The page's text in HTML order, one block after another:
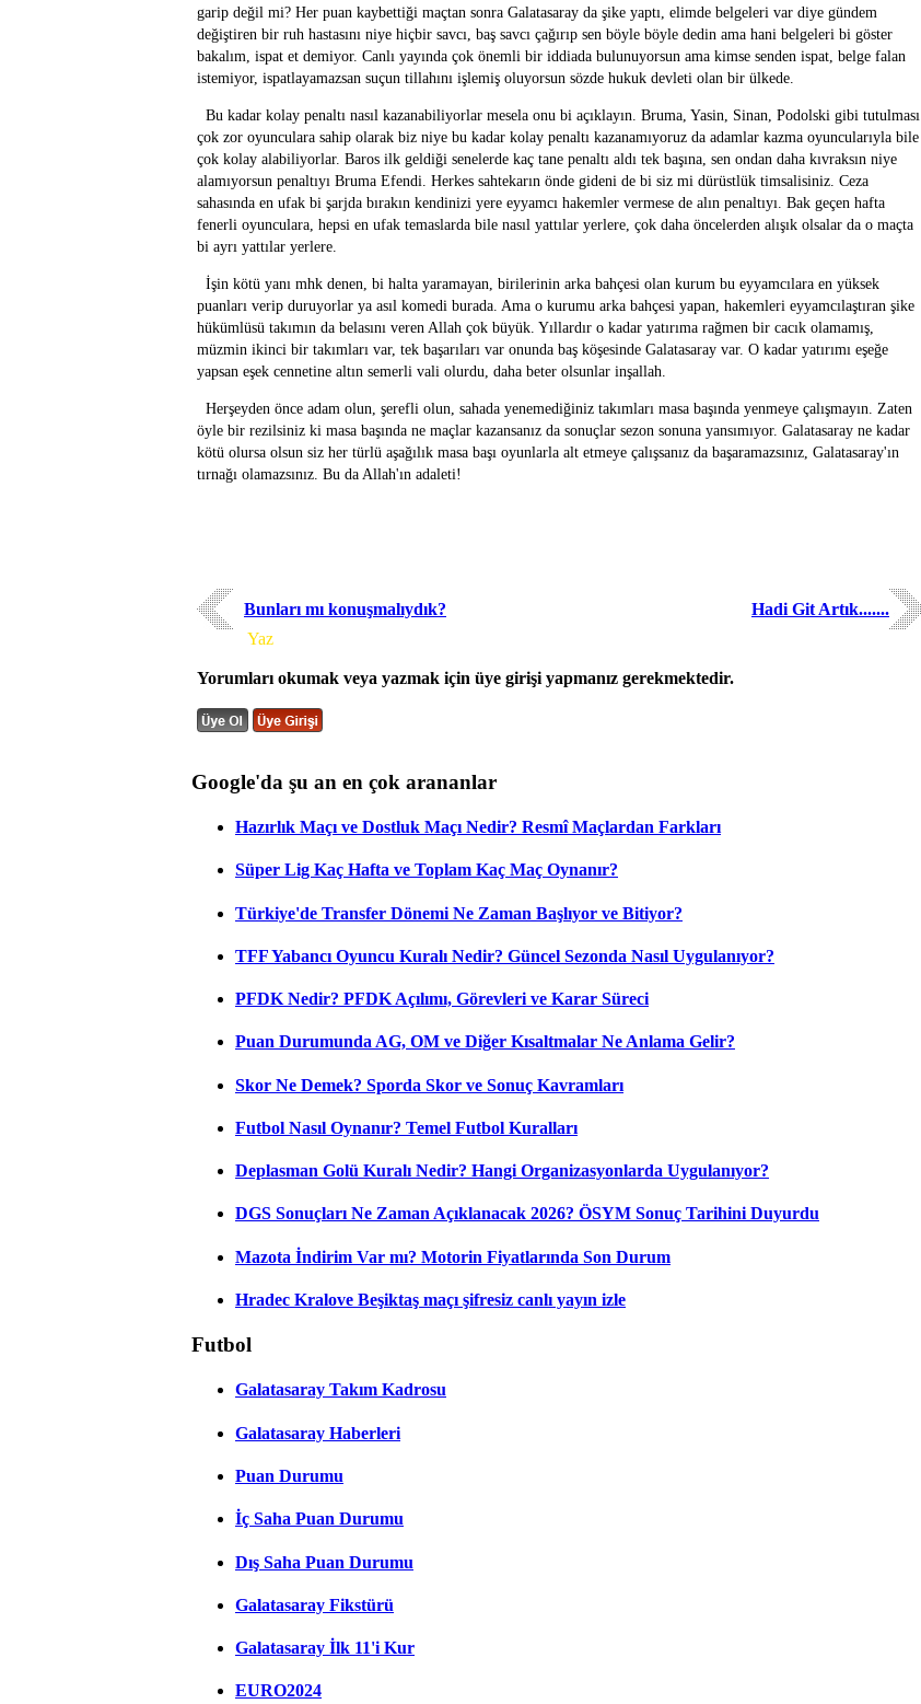
garip değil mi? Her puan kaybettiği maçtan sonra Galatasaray da şike yaptı, elimde belgeleri var diye gündem
değiştiren bir ruh hastasını niye hiçbir savcı, baş savcı çağırıp sen böyle böyle dedin ama hani belgeleri bi göster
bakalım, ispat et demiyor. Canlı yayında çok önemli bir iddiada bulunuyorsun ama kimse senden ispat, belge falan
istemiyor, ispatlayamazsan suçun tillahını işlemiş oluyorsun sözde hukuk devleti olan bir ülkede.
Bu kadar kolay penaltı nasıl kazanabiliyorlar mesela onu bi açıklayın. Bruma, Yasin, Sinan, Podolski gibi tutulması
çok zor oyunculara sahip olarak biz niye bu kadar kolay penaltı kazanamıyoruz da adamlar kazma oyuncularıyla bile
çok kolay alabiliyorlar. Baros ilk geldiği senelerde kaç tane penaltı aldı tek başına, sen ondan daha kıvraksın niye
alamıyorsun penaltıyı Bruma Efendi. Herkes sahtekarın önde gideni de bi siz mi dürüstlük timsalisiniz. Ceza
sahasında en ufak bi şarjda bırakın kendinizi yere eyyamcı hakemler vermese de alın penaltıyı. Bak geçen hafta
fenerli oyunculara, hepsi en ufak temaslarda bile nasıl yattılar yerlere, çok daha öncelerden alışık olsalar da o maçta
bi ayrı yattılar yerlere.
İşin kötü yanı mhk denen, bi halta yaramayan, birilerinin arka bahçesi olan kurum bu eyyamcılara en yüksek
puanları verip duruyorlar ya asıl komedi burada. Ama o kurumu arka bahçesi yapan, hakemleri eyyamcılaştıran şike
hükümlüsü takımın da belasını veren Allah çok büyük. Yıllardır o kadar yatırıma rağmen bir cacık olamamış,
müzmin ikinci bir takımları var, tek başarıları var onunda baş köşesinde Galatasaray var. O kadar yatırımı eşeğe
yapsan eşek cennetine altın semerli vali olurdu, daha beter olsunlar inşallah.
Herşeyden önce adam olun, şerefli olun, sahada yenemediğiniz takımları masa başında yenmeye çalışmayın. Zaten
öyle bir rezilsiniz ki masa başında ne maçlar kazansanız da sonuçlar sezon sonuna yansımıyor. Galatasaray ne kadar
kötü olursa olsun siz her türlü aşağılık masa başı oyunlarla alt etmeye çalışsanız da başaramazsınız, Galatasaray'ın
tırnağı olamazsınız. Bu da Allah'ın adaleti!
Bunları mı konuşmalıydık?
Hadi Git Artık.......
Yaz
Yorumları okumak veya yazmak için üye girişi yapmanız gerekmektedir.
Google'da şu an en çok arananlar
Hazırlık Maçı ve Dostluk Maçı Nedir? Resmî Maçlardan Farkları
Süper Lig Kaç Hafta ve Toplam Kaç Maç Oynanır?
Türkiye'de Transfer Dönemi Ne Zaman Başlıyor ve Bitiyor?
TFF Yabancı Oyuncu Kuralı Nedir? Güncel Sezonda Nasıl Uygulanıyor?
PFDK Nedir? PFDK Açılımı, Görevleri ve Karar Süreci
Puan Durumunda AG, OM ve Diğer Kısaltmalar Ne Anlama Gelir?
Skor Ne Demek? Sporda Skor ve Sonuç Kavramları
Futbol Nasıl Oynanır? Temel Futbol Kuralları
Deplasman Golü Kuralı Nedir? Hangi Organizasyonlarda Uygulanıyor?
DGS Sonuçları Ne Zaman Açıklanacak 2026? ÖSYM Sonuç Tarihini Duyurdu
Mazota İndirim Var mı? Motorin Fiyatlarında Son Durum
Hradec Kralove Beşiktaş maçı şifresiz canlı yayın izle
Futbol
Galatasaray Takım Kadrosu
Galatasaray Haberleri
Puan Durumu
İç Saha Puan Durumu
Dış Saha Puan Durumu
Galatasaray Fikstürü
Galatasaray İlk 11'i Kur
EURO2024